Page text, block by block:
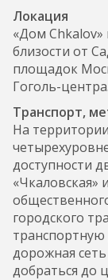
Локация
«Дом Chkalov»
близости от
площадок
Гоголь-
Транспорт,
На
доступности
«Чкаловская»
городского
транспортную
дорожная
добраться до